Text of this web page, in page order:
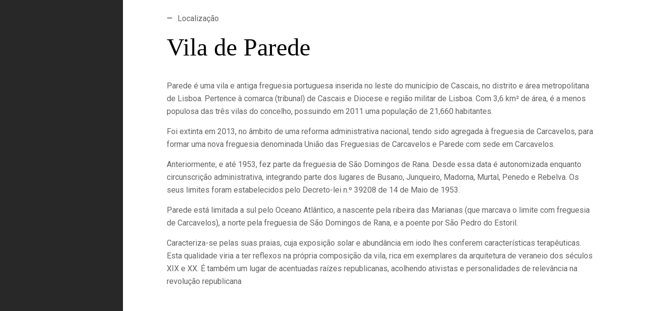
— Localização
Vila de Parede
Parede é uma vila e antiga freguesia portuguesa inserida no leste do município de Cascais, no distrito e área metropolitana
de Lisboa. Pertence à comarca (tribunal) de Cascais e Diocese e região militar de Lisboa. Com 3,6 km² de área, é a menos
populosa das três vilas do concelho, possuindo em 2011 uma população de 21,660 habitantes.
Foi extinta em 2013, no âmbito de uma reforma administrativa nacional, tendo sido agregada à freguesia de Carcavelos, para
formar uma nova freguesia denominada União das Freguesias de Carcavelos e Parede com sede em Carcavelos.
Anteriormente, e até 1953, fez parte da freguesia de São Domingos de Rana. Desde essa data é autonomizada enquanto
circunscrição administrativa, integrando parte dos lugares de Busano, Junqueiro, Madorna, Murtal, Penedo e Rebelva. Os
seus limites foram estabelecidos pelo Decreto-lei n.º 39208 de 14 de Maio de 1953.
Parede está limitada a sul pelo Oceano Atlântico, a nascente pela ribeira das Marianas (que marcava o limite com freguesia
de Carcavelos), a norte pela freguesia de São Domingos de Rana, e a poente por São Pedro do Estoril.
Caracteriza-se pelas suas praias, cuja exposição solar e abundância em iodo lhes conferem características terapêuticas.
Esta qualidade viria a ter reflexos na própria composição da vila, rica em exemplares da arquitetura de veraneio dos séculos
XIX e XX. É também um lugar de acentuadas raízes republicanas, acolhendo ativistas e personalidades de relevância na
revolução republicana